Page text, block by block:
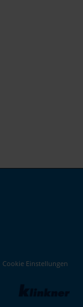
Cookie Einstellungen